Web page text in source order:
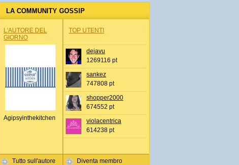
LA COMMUNITY GOSSIP
L'AUTORE DEL
GIORNO
Agipsyinthekitchen
Tutto sull'autore
TOP UTENTI
dejavu
1269116 pt
sankez
747808 pt
shopper2000
674552 pt
violacentrica
614238 pt
Diventa membro